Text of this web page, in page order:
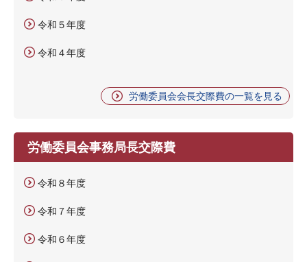
令和５年度
令和４年度
労働委員会会長交際費の一覧を見る
労働委員会事務局長交際費
令和８年度
令和７年度
令和６年度